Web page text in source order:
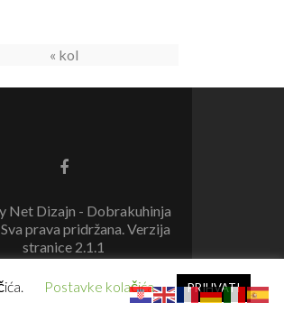
« kol
Net Dizajn - Dobrakuhinja
prava pridržana. Verzija
stranice 2.1.1
Postavke kolačića PRIHVATI